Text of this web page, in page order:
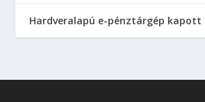
Hardveralapú e-pénztárgép kapott